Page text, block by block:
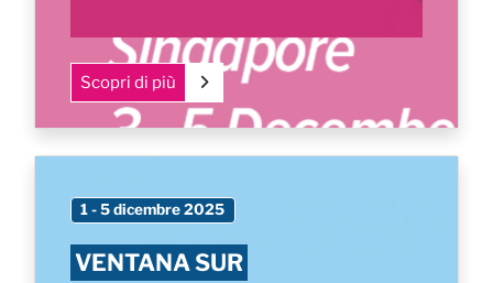
Scopri di più
1 - 5 dicembre 2025
VENTANA SUR